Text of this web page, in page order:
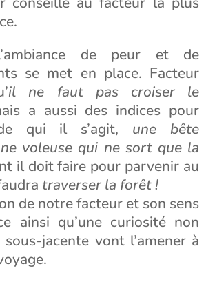
de peur et de
se met en place. Facteur
il ne faut pas croiser le
a aussi des indices pour
qui il s’agit, une bête
voleuse qui ne sort que la
il doit faire pour parvenir au
traverser la forêt !
de notre facteur et son sens
ainsi qu’une curiosité non
jacente vont l’amener à